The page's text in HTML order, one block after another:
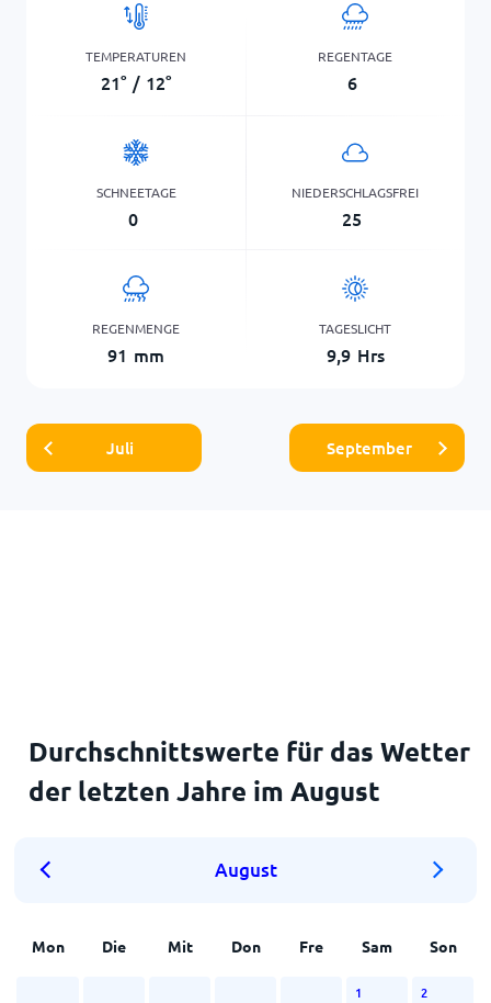
TEMPERATUREN
21° / 12°
REGENTAGE
6
SCHNEETAGE
0
NIEDERSCHLAGSFREI
25
REGENMENGE
91 mm
TAGESLICHT
9,9 Hrs
Juli September
Durchschnittswerte für das Wetter
der letzten Jahre im August
August
Mon Die Mit Don Fre Sam Son
1 2